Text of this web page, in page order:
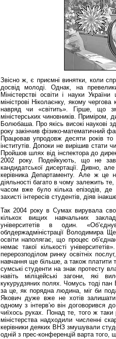
Звісно ж, є приємні винятки, коли
досвід молоді. Однак, на
Міністерстві освіти і науки
міністрові Ніколаєнку, якому чергова
навряд чи «світить». Гірше, що
міністерських чиновників. Приміром,
Болюбаша. Про якісь високі наукові
року закінчив фізико-математичний
Працював упродовж десяти років
інститутів. Допоки не вирішив стати
Пройшов шлях від інспектора до
2002 року. Подейкують, що не
кандидатської дисертації. Дивно,
керівника Департаменту. Але ж це
діяльності багато в чому залежить
часом вже було кілька епізодів,
захисті інтересів студентів, діяв
Так 2004 року в Сумах вирувала
кількох вищих навчальних
університетів в один.
облдержадміністрації Володимира
освіти наполягає, що процес
немає такої кількості
перерозподілом ринку освітніх
навчання ще більше, а також платити
сумські студенти на знак протесту
навіть міліцейські загони, які
кукурудзяних полях. Чомусь тоді
за це, як порядна людина, міг би
Якович дуже вже не хотів
одному з інтерв’ю він договорився
чиїхось руках. Понад те, того ж таки
міністерства надходили численні
керівники деяких ВНЗ змушували
одній з прес-конференцій варта того,